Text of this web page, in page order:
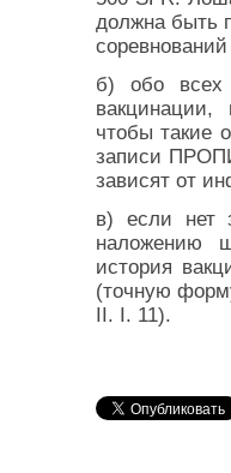
должна быть
б) обо всех
чтобы такие
записи
зависят от
в) если нет
наложению
история
(точную
II. I. 11).